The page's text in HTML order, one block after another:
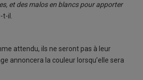
et des malos en blancs pour apporter
t-il.
attendu, ils ne seront pas à leur
annoncera la couleur lorsqu’elle sera